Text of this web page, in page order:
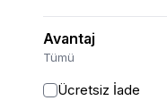
42/44
42-44
44
Tuncay
Westbound
Avantaj
Tümü
Ücretsiz İade